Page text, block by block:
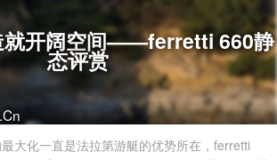
就开阔空间——ferretti 660静
态评赏
大化一直是法拉第游艇的优势所在，ferretti